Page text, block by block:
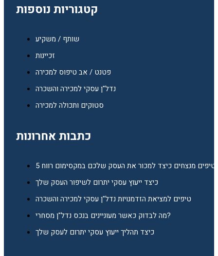
קטגוריות נוספות
שותף / משקיע
זכיינות
פטנט / אב טיפוס למכירה
נדל"ן עסקי למכירה והשכרה
סטוקים ותכולה למכירה
כתבות אחרונות
5 טיפים מנצחים כיצד למכור את העסק שלכם במקסימום רווח
כיצד ייעוץ עסקי יתרום לשיפור העסק שלך
טיפים למציאת הזדמנויות נדל"ן עסקי למכירה והשכרה
מה לבדוק כאשר מעוניינים בנכס נדל"ן מסחרי?
כיצד תהליך ייעוץ עסקי יתרום לעסק שלך